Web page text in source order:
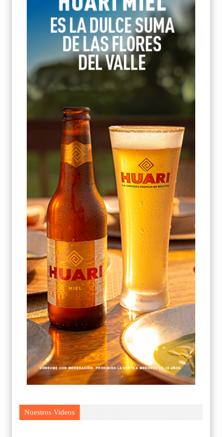
Nuestros Videos